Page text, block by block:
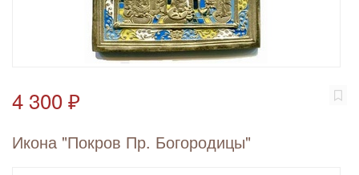
4 300 ₽
Икона "Покров Пр. Богородицы"